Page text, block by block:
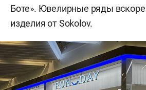
Боте». Ювелирные ряды вскоре
изделия от Sokolov.